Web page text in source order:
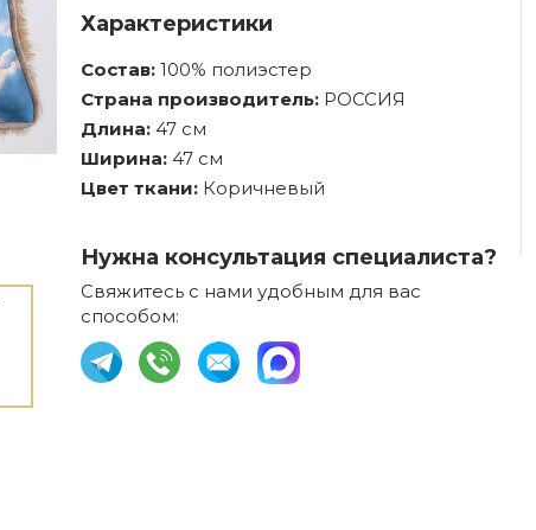
Характеристики
Состав: 100% полиэстер
Страна производитель: РОССИЯ
Длина: 47 см
Ширина: 47 см
Цвет ткани: Коричневый
Нужна консультация специалиста?
Свяжитесь с нами удобным для вас
способом: